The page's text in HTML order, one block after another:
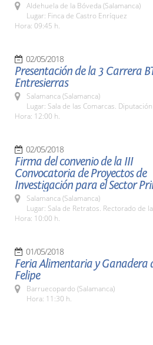
Aldehuela de la Bóveda (Salamanca)
Lugar: Finca de Castro Enríquez
Hora: 09:45 h.
02/05/2018
Presentación de la 3 Carrera
Entresierras
Salamanca (Salamanca)
Lugar: Sala de las Comarcas. Diputación
Hora: 12:00 h.
02/05/2018
Firma del convenio de la III
Convocatoria de Proyectos de
Investigación para el Sector
Salamanca (Salamanca)
Lugar: Sala de Retratos. Rectorado de
Hora: 10:00 h.
01/05/2018
Feria Alimentaria y Ganadera
Felipe
Barruecopardo (Salamanca)
Hora: 11:30 h.